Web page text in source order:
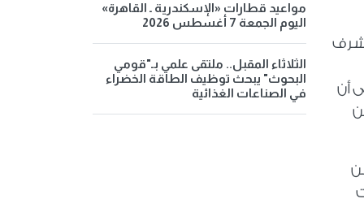
أن
مواعيد قطارات «الإسكندرية ـ القاهرة»
اليوم الجمعة 7 أغسطس 2026
الثلاثاء المقبل.. ملتقى علمي بـ"قومي
البحوث" يبحث توظيف الطاقة الخضراء
في الصناعات الغذائية